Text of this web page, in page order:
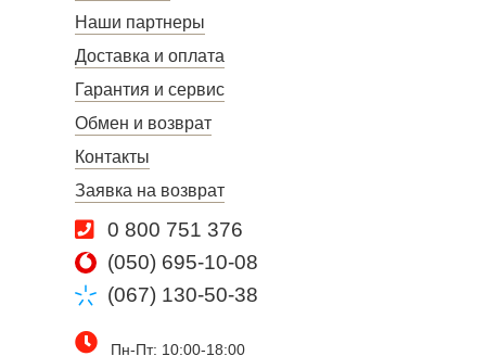
Наши партнеры
Доставка и оплата
Гарантия и сервис
Обмен и возврат
Контакты
Заявка на возврат
0 800 751 376
(050) 695-10-08
(067) 130-50-38
Пн-Пт: 10:00-18:00